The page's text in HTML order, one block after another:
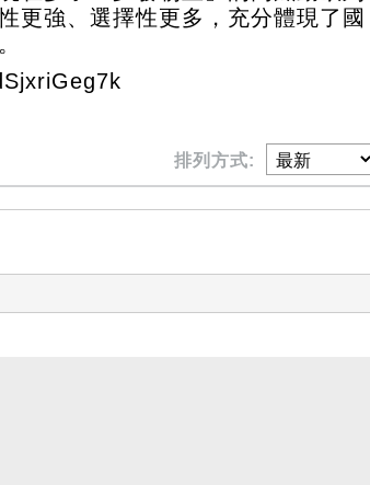
更強、選擇性更多，充分體現了國
排列方式: